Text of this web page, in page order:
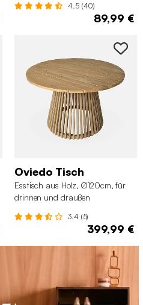
4.5 (40)
89,99 €
Oviedo Tisch
Esstisch aus Holz, Ø120cm, für
drinnen und draußen
3.4 (5)
399,99 €